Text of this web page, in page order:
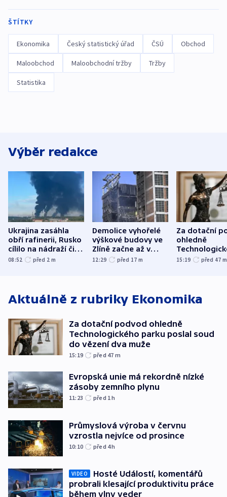
ŠTÍTKY
Ekonomika Český statistický úřad ČSÚ Obchod
Maloobchod Maloobchodní tržby Tržby
Statistika
Výběr redakce
Ukrajina zasáhla
obří rafinerii, Rusko
cílilo na nádraží či
autobus
08:52 před 2 m
Demolice vyhořelé
výškové budovy ve
Zlíně začne až v
následujících dnech
12:29 před 17 m
Za dotační
ohledně
parku poslal
15:19 před 47 m
Aktuálně z rubriky Ekonomika
Za dotační podvod ohledně
Technologického parku poslal soud
do vězení dva muže
15:19 před 47 m
Evropská unie má rekordně nízké
zásoby zemního plynu
11:23 před 1h
Průmyslová výroba v červnu
vzrostla nejvíce od prosince
10:10 před 4h
VIDEO
Hosté Událostí, komentářů
probrali klesající produktivitu práce
během vlny veder